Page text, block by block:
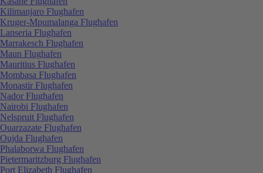
Kilimanjaro Flughafen
Kruger-Mpumalanga Flughafen
Lanseria Flughafen
Marrakesch Flughafen
Maun Flughafen
Mauritius Flughafen
Mombasa Flughafen
Monastir Flughafen
Nador Flughafen
Nairobi Flughafen
Nelspruit Flughafen
Ouarzazate Flughafen
Oujda Flughafen
Phalaborwa Flughafen
Pietermaritzburg Flughafen
Port Elizabeth Flughafen